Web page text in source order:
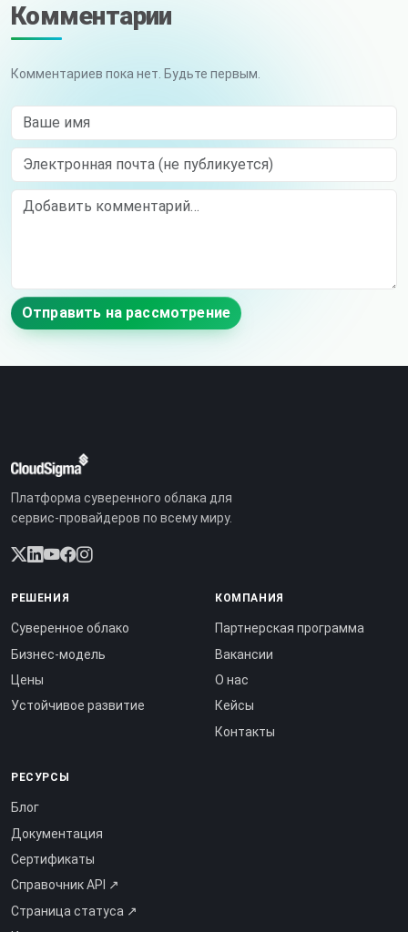
Комментарии
Комментариев пока нет. Будьте первым.
Ваше имя
Электронная почта (не публикуется)
Comment
Отправить на рассмотрение
Платформа суверенного облака для
сервис-провайдеров по всему миру.
РЕШЕНИЯ
Суверенное облако
Бизнес-модель
Цены
Устойчивое развитие
КОМПАНИЯ
Партнерская программа
Вакансии
О нас
Кейсы
Контакты
РЕСУРСЫ
Блог
Документация
Сертификаты
Справочник API ↗
Страница статуса ↗